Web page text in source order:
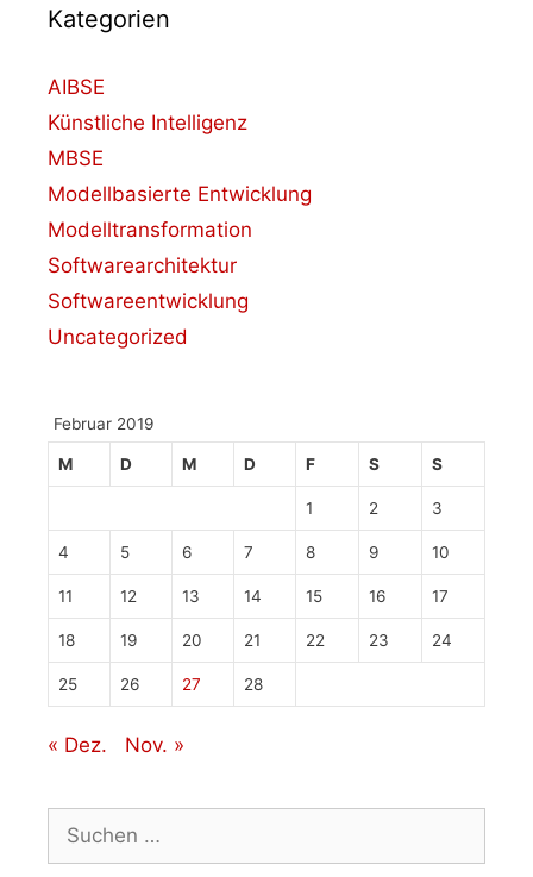
Kategorien
AIBSE
Künstliche Intelligenz
MBSE
Modellbasierte Entwicklung
Modelltransformation
Softwarearchitektur
Softwareentwicklung
Uncategorized
Februar 2019
M D M D F S S
1 2 3
4 5 6 7 8 9 10
11 12 13 14 15 16 17
18 19 20 21 22 23 24
25 26 27 28
« Dez. Nov. »
nach: